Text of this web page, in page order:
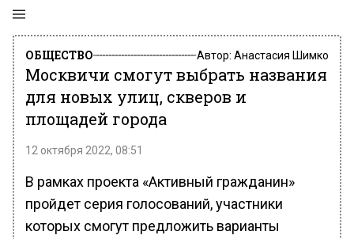
ОБЩЕСТВО Автор: Анастасия Шимко
Москвичи смогут выбрать названия
для новых улиц, скверов и
площадей города
12 октября 2022, 08:51
В рамках проекта «Активный гражданин»
пройдет серия голосований, участники
которых смогут предложить варианты